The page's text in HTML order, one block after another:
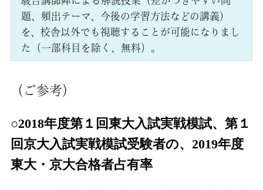
題、頻出テーマ、今後の学習方法などの講義）
を、校舎以外でも視聴することが可能になりまし
た（一部科目を除く、無料）。
（ご参考）
○2018年度第１回東大入試実戦模試、第１
回京大入試実戦模試受験者の、2019年度
東大・京大合格者占有率